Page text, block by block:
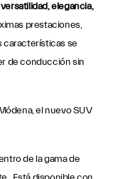
versatilidad, elegancia,
prestaciones,
características se
de conducción sin
el nuevo SUV
de la gama de